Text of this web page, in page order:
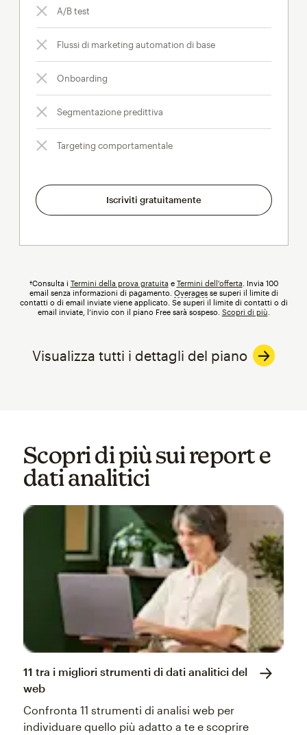
A/B test
Flussi di marketing automation di base
Onboarding
Segmentazione predittiva
Targeting comportamentale
Iscriviti gratuitamente
†Consulta i Termini della prova gratuita e Termini dell'offerta . Invia 100
email senza informazioni di pagamento. Overagestooltip
se superi il limite di
contatti o di email inviate viene applicato. Se superi il limite di contatti o di
email inviate, l’invio con il piano Free sarà sospeso. Scopri di più
Visualizza tutti i dettagli del piano
Scopri di più sui report e
dati analitici
11 tra i migliori strumenti di dati analitici del
web
Confronta 11 strumenti di analisi web per
individuare quello più adatto a te e scoprire